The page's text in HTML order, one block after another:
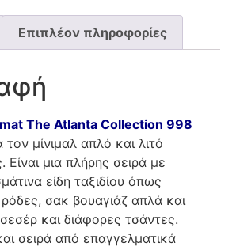
Επιπλέον πληροφορίες
The Atlanta Collection 998
τον μίνιμαλ απλό και λιτό
Είναι μια πλήρης σειρά με
είδη ταξιδίου όπως
σακ βουαγιάζ απλά και
και διάφορες τσάντες.
σειρά από επαγγελματικά